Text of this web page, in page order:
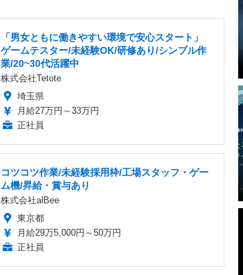
「男女ともに働きやすい環境で安心スタート」
ゲームテスター/未経験OK/研修あり/シンプル作
業/20~30代活躍中
株式会社Tetote
埼玉県
月給27万円～33万円
正社員
コツコツ作業/未経験採用枠/工場スタッフ・ゲー
ム機/昇給・賞与あり
株式会社alBee
東京都
月給29万5,000円～50万円
正社員